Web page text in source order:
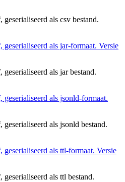
als csv bestand.
geserialiseerd als jar-formaat. Versie
als jar bestand.
geserialiseerd als jsonld-formaat.
geserialiseerd als jsonld bestand.
geserialiseerd als ttl-formaat. Versie
als ttl bestand.